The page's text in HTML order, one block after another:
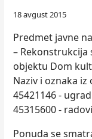
18 avgust 2015
Predmet javne
–
objektu Dom
Naziv i oznaka
45421146 -
45315600 -
Ponuda se